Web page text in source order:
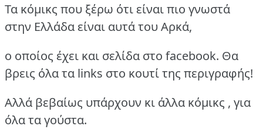
Τα κόμικς που ξέρω ότι είναι πιο γνωστά
στην Ελλάδα είναι αυτά του Αρκά,
ο οποίος έχει και σελίδα στο facebook. Θα
βρεις όλα τα links στο κουτί της περιγραφής!
Αλλά βεβαίως υπάρχουν κι άλλα κόμικς , για
όλα τα γούστα.